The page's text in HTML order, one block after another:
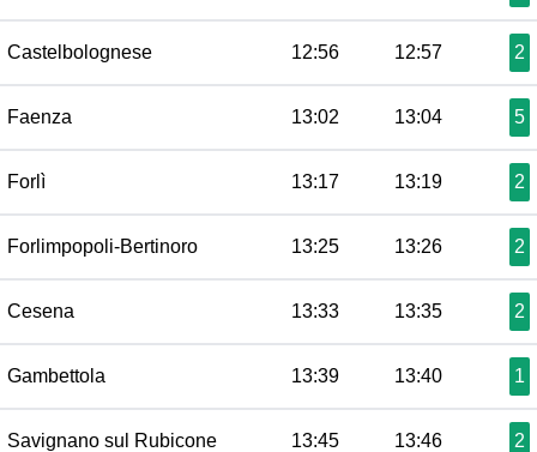
Castelbolognese 12:56 12:57 2
Faenza 13:02 13:04 5
Forlì 13:17 13:19 2
Forlimpopoli-Bertinoro 13:25 13:26 2
Cesena 13:33 13:35 2
Gambettola 13:39 13:40 1
Savignano sul Rubicone 13:45 13:46 2